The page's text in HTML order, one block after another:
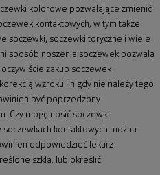
kolorowe pozwalające zmienić
kontaktowych, w tym także
soczewki, soczewki toryczne i wiele
sposób noszenia soczewek pozwala
zakup soczewek
wzroku i nigdy nie należy tego
być poprzedzony
Czy mogę nosić soczewki
soczewkach kontaktowych można
odpowiedzieć lekarz
szkła. lub określić